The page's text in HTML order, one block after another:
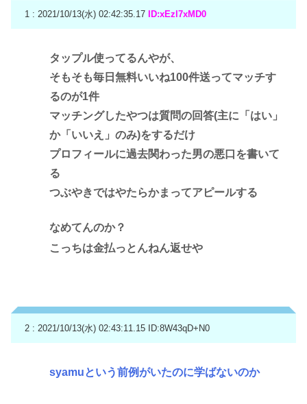
1 : 2021/10/13(水) 02:42:35.17 ID:xEzl7xMD0
タップル使ってるんやが、
そもそも毎日無料いいね100件送ってマッチす
るのが1件
マッチングしたやつは質問の回答(主に「はい」
か「いいえ」のみ)をするだけ
プロフィールに過去関わった男の悪口を書いて
る
つぶやきではやたらかまってアピールする
なめてんのか？
こっちは金払っとんねん返せや
2 : 2021/10/13(水) 02:43:11.15 ID:8W43qD+N0
syamuという前例がいたのに学ばないのか